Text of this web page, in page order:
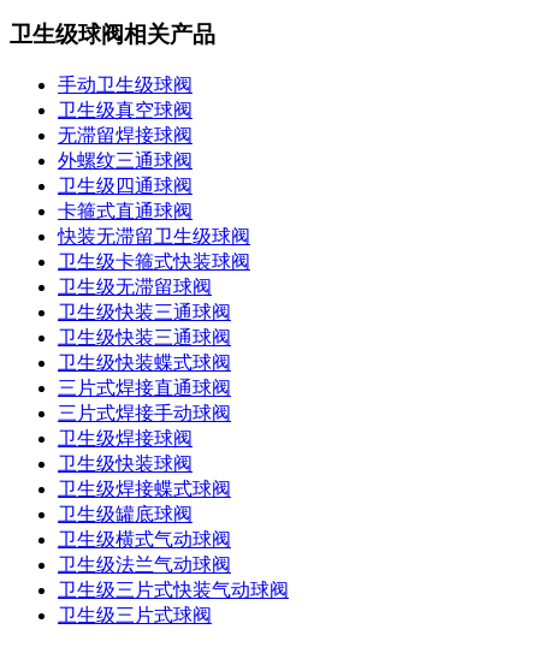
卫生级球阀相关产品
手动卫生级球阀
卫生级真空球阀
无滞留焊接球阀
外螺纹三通球阀
卫生级四通球阀
卡箍式直通球阀
快装无滞留卫生级球阀
卫生级卡箍式快装球阀
卫生级无滞留球阀
卫生级快装三通球阀
卫生级快装三通球阀
卫生级快装蝶式球阀
三片式焊接直通球阀
三片式焊接手动球阀
卫生级焊接球阀
卫生级快装球阀
卫生级焊接蝶式球阀
卫生级罐底球阀
卫生级横式气动球阀
卫生级法兰气动球阀
卫生级三片式快装气动球阀
卫生级三片式球阀